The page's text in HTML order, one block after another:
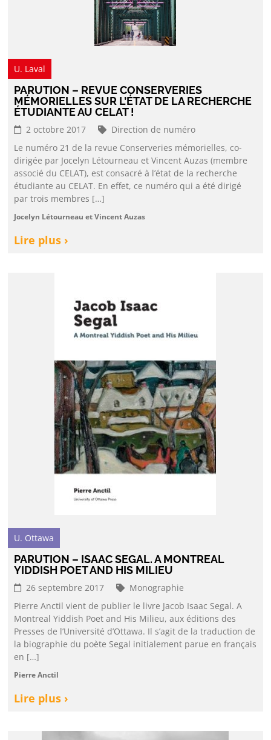
U. Laval
PARUTION – REVUE CONSERVERIES
MÉMORIELLES SUR L’ÉTAT DE LA RECHERCHE
ÉTUDIANTE AU CELAT !
2 octobre 2017
Direction de numéro
Le numéro 21 de la revue Conserveries mémorielles, co-
dirigée par Jocelyn Létourneau et Vincent Auzas (membre
associé du CELAT), est consacré à l’état de la recherche
étudiante au CELAT. En effet, ce numéro qui a été dirigé
par trois membres […]
Jocelyn Létourneau et Vincent Auzas
Lire plus ›
U. Ottawa
PARUTION – ISAAC SEGAL. A MONTREAL
YIDDISH POET AND HIS MILIEU
26 septembre 2017
Monographie
Pierre Anctil vient de publier le livre Jacob Isaac Segal. A
Montreal Yiddish Poet and His Milieu, aux éditions des
Presses de l’Université d’Ottawa. Il s’agit de la traduction de
la biographie du poète Segal initialement parue en français
en […]
Pierre Anctil
Lire plus ›